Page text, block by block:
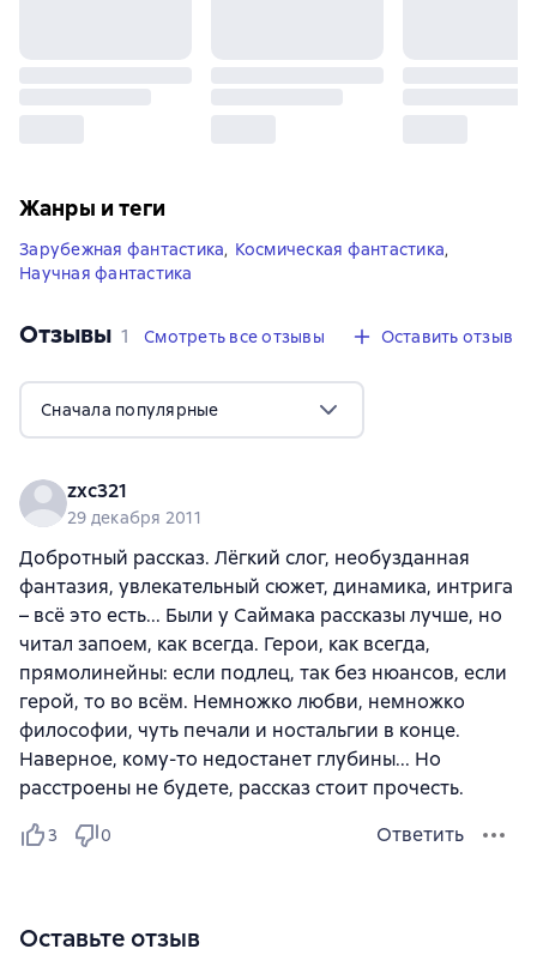
Жанры и теги
Зарубежная фантастика, Космическая фантастика,
Научная фантастика
Отзывы 1 отзыв
1 Смотреть все отзывы Оставить отзыв
Сначала популярные
zxc321
29 декабря 2011
Добротный рассказ. Лёгкий слог, необузданная
фантазия, увлекательный сюжет, динамика, интрига
– всё это есть... Были у Саймака рассказы лучше, но
читал запоем, как всегда. Герои, как всегда,
прямолинейны: если подлец, так без нюансов, если
герой, то во всём. Немножко любви, немножко
философии, чуть печали и ностальгии в конце.
Наверное, кому-то недостанет глубины... Но
расстроены не будете, рассказ стоит прочесть.
3 0 Ответить
Оставьте отзыв